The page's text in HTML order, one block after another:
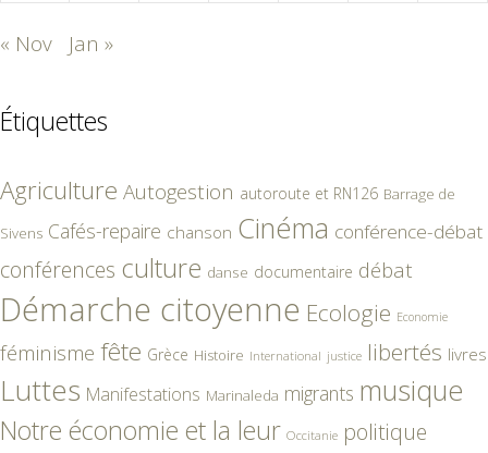
« Nov Jan »
Étiquettes
Agriculture Autogestion autoroute et RN126 Barrage de
Sivens Cafés-repaire chanson Cinéma conférence-débat
conférences culture danse documentaire débat
Démarche citoyenne Ecologie Economie
féminisme fête Grèce Histoire International justice libertés livres
Luttes Manifestations Marinaleda migrants musique
Notre économie et la leur Occitanie politique